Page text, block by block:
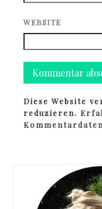
WEBSITE
Diese Website
reduzieren.